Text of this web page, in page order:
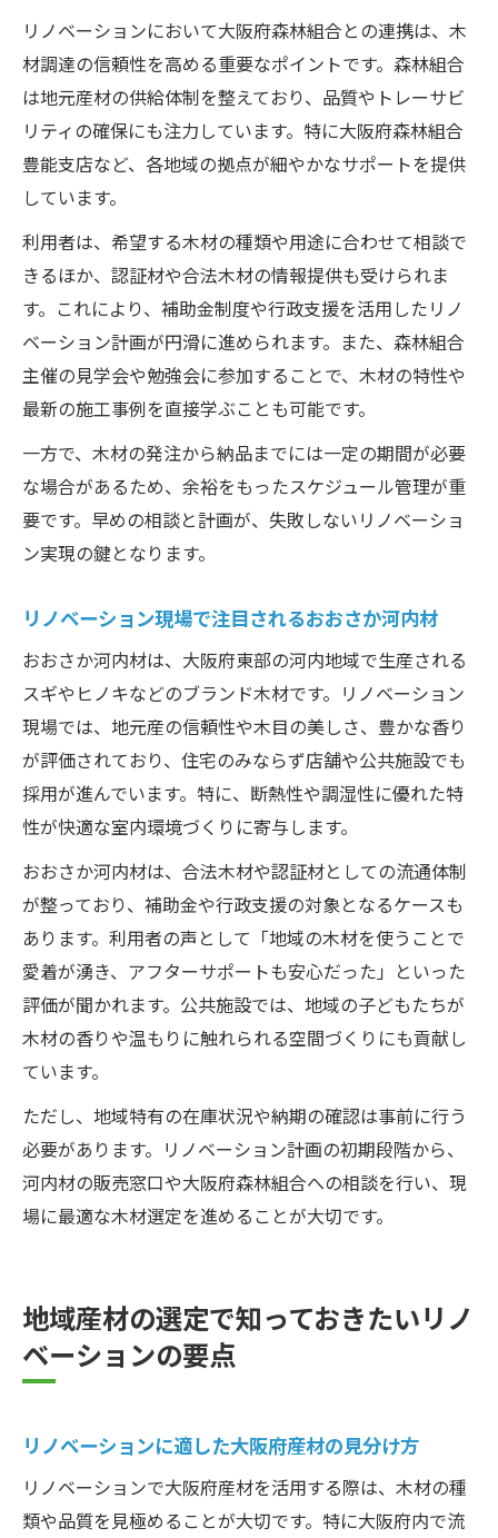
リノベーションにおいて大阪府森林組合との連携は、木
材調達の信頼性を高める重要なポイントです。森林組合
は地元産材の供給体制を整えており、品質やトレーサビ
リティの確保にも注力しています。特に大阪府森林組合
豊能支店など、各地域の拠点が細やかなサポートを提供
しています。
利用者は、希望する木材の種類や用途に合わせて相談で
きるほか、認証材や合法木材の情報提供も受けられま
す。これにより、補助金制度や行政支援を活用したリノ
ベーション計画が円滑に進められます。また、森林組合
主催の見学会や勉強会に参加することで、木材の特性や
最新の施工事例を直接学ぶことも可能です。
一方で、木材の発注から納品までには一定の期間が必要
な場合があるため、余裕をもったスケジュール管理が重
要です。早めの相談と計画が、失敗しないリノベーショ
ン実現の鍵となります。
リノベーション現場で注目されるおおさか河内材
おおさか河内材は、大阪府東部の河内地域で生産される
スギやヒノキなどのブランド木材です。リノベーション
現場では、地元産の信頼性や木目の美しさ、豊かな香り
が評価されており、住宅のみならず店舗や公共施設でも
採用が進んでいます。特に、断熱性や調湿性に優れた特
性が快適な室内環境づくりに寄与します。
おおさか河内材は、合法木材や認証材としての流通体制
が整っており、補助金や行政支援の対象となるケースも
あります。利用者の声として「地域の木材を使うことで
愛着が湧き、アフターサポートも安心だった」といった
評価が聞かれます。公共施設では、地域の子どもたちが
木材の香りや温もりに触れられる空間づくりにも貢献し
ています。
ただし、地域特有の在庫状況や納期の確認は事前に行う
必要があります。リノベーション計画の初期段階から、
河内材の販売窓口や大阪府森林組合への相談を行い、現
場に最適な木材選定を進めることが大切です。
地域産材の選定で知っておきたいリノ
ベーションの要点
リノベーションに適した大阪府産材の見分け方
リノベーションで大阪府産材を活用する際は、木材の種
類や品質を見極めることが大切です。特に大阪府内で流